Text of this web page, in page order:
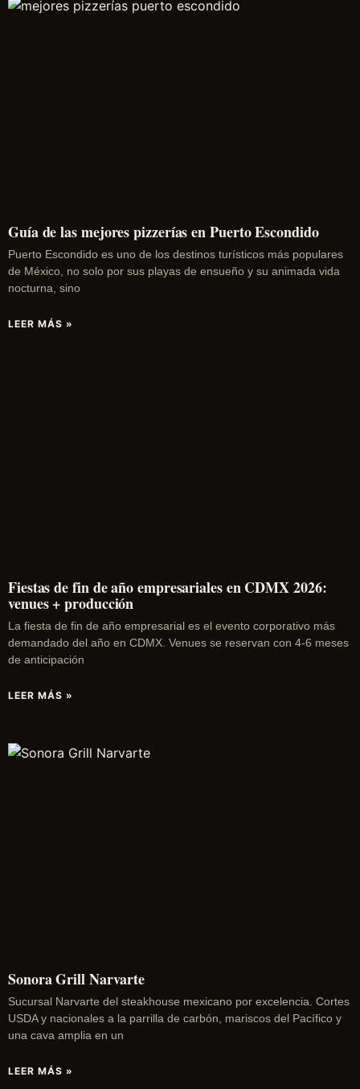
Guía de las mejores pizzerías en Puerto Escondido
Puerto Escondido es uno de los destinos turísticos más populares
de México, no solo por sus playas de ensueño y su animada vida
nocturna, sino
LEER MÁS »
Fiestas de fin de año empresariales en CDMX 2026:
venues + producción
La fiesta de fin de año empresarial es el evento corporativo más
demandado del año en CDMX. Venues se reservan con 4-6 meses
de anticipación
LEER MÁS »
Sonora Grill Narvarte
Sucursal Narvarte del steakhouse mexicano por excelencia. Cortes
USDA y nacionales a la parrilla de carbón, mariscos del Pacífico y
una cava amplia en un
LEER MÁS »